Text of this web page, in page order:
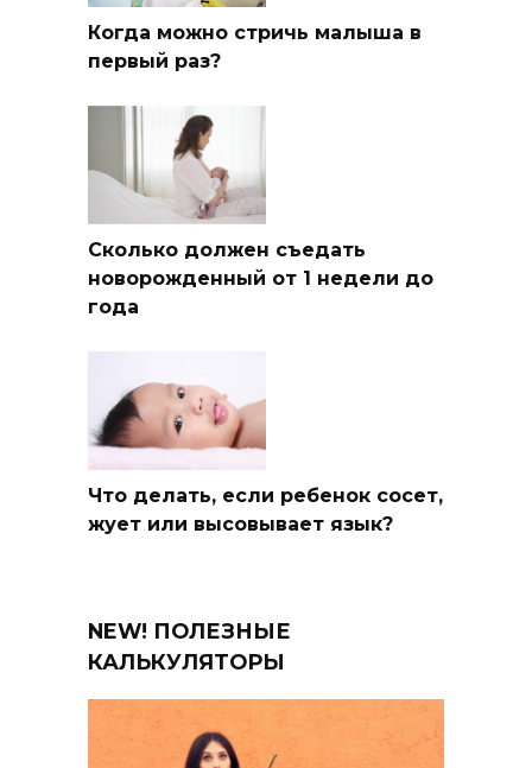
Когда можно стричь малыша в
первый раз?
Сколько должен съедать
новорожденный от 1 недели до
года
Что делать, если ребенок сосет,
жует или высовывает язык?
NEW! ПОЛЕЗНЫЕ
КАЛЬКУЛЯТОРЫ